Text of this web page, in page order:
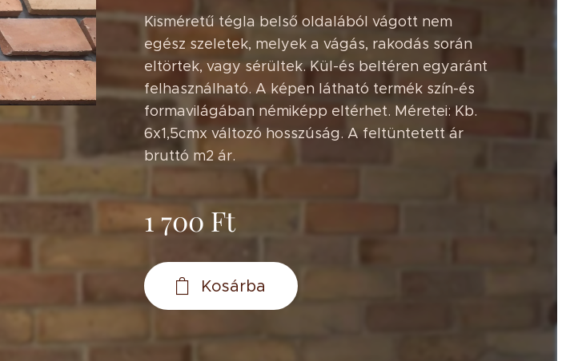
Kisméretű tégla belső oldalából vágott nem
egész szeletek, melyek a vágás, rakodás során
eltörtek, vagy sérültek. Kül-és beltéren egyaránt
felhasználható. A képen látható termék szín-és
formavilágában némiképp eltérhet. Méretei: Kb.
6x1,5cmx változó hosszúság. A feltüntetett ár
bruttó m2 ár.
1 700 Ft
Kosárba